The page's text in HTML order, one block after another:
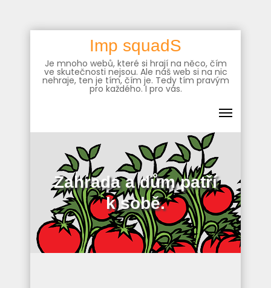
content
Imp squadS
Je mnoho webů, které si hrají na něco, čím
ve skutečnosti nejsou. Ale náš web si na nic
nehraje, ten je tím, čím je. Tedy tím pravým
pro každého. I pro vás.
Zahrada a dům patří
k sobě.